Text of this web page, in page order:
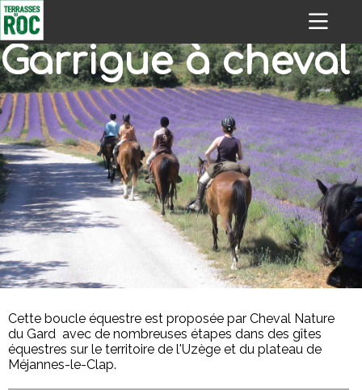
Garrigue à cheval
Cette boucle équestre est proposée par Cheval Nature
du Gard avec de nombreuses étapes dans des gîtes
équestres sur le territoire de l'Uzège et du plateau de
Méjannes-le-Clap.